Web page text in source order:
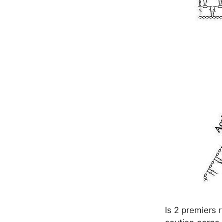
ls 2 premiers